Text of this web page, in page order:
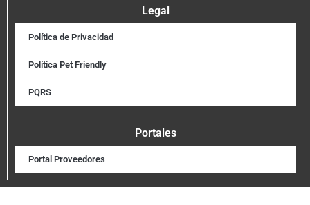
Legal
Política de Privacidad
Política Pet Friendly
PQRS
Portales
Portal Proveedores